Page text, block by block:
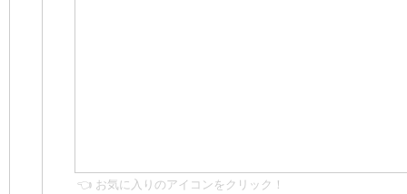
👈 お気に入りのアイコンをクリック！